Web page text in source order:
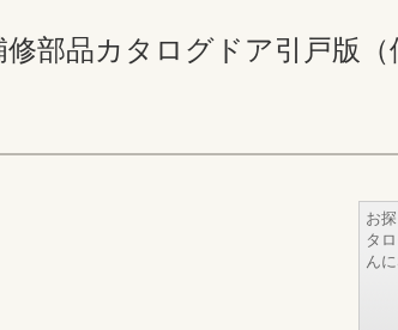
部品カタログドア引戸版（
お
タ
ん